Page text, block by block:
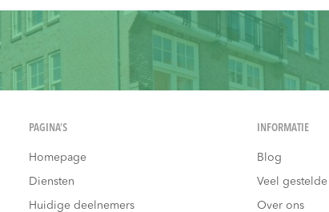
PAGINA’S
Homepage
Diensten
Huidige deelnemers
INFORMATIE
Blog
Veel
Over ons